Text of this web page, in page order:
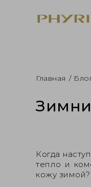
Главная /
Когда
тепло и
кожу зимой?